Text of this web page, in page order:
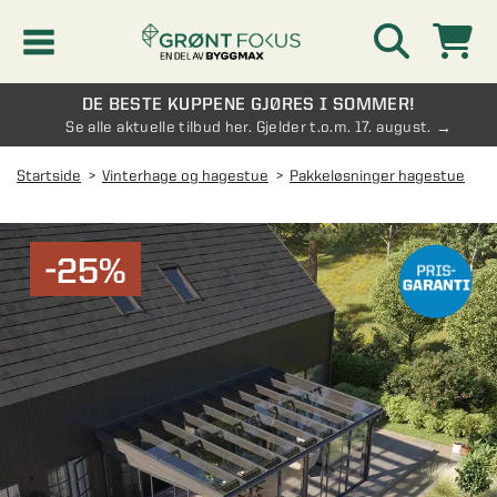
Kampanjer
Nyheter
Kontakt oss
AVDELINGER
Oversikt - Kontakt oss
Vanlige spørsmål og svar
SE OGSÅ
Vinterhage og hagestue
AVDELINGER
Oversikt - Vinterhage og hagestue
Pakkeløsninger hagestue
Drivhus
AVDELINGER
DE BESTE KUPPENE GJØRES I SOMMER!
Se alle aktuelle tilbud her. Gjelder t.o.m. 17. august.
Startside Vinterhage og hagestue Pakkeløsninger hagestue
-25%